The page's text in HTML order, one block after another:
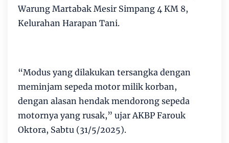
Warung Martabak Mesir Simpang 4 KM 8,
Kelurahan Harapan Tani.
“Modus yang dilakukan tersangka dengan
meminjam sepeda motor milik korban,
dengan alasan hendak mendorong sepeda
motornya yang rusak,” ujar AKBP Farouk
Oktora, Sabtu (31/5/2025).